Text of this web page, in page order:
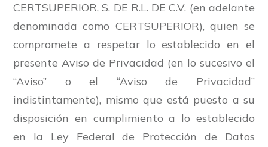
CERTSUPERIOR, S. DE R.L. DE C.V. (en adelante
denominada como CERTSUPERIOR), quien se
compromete a respetar lo establecido en el
presente Aviso de Privacidad (en lo sucesivo el
“Aviso” o el “Aviso de Privacidad”
indistintamente), mismo que está puesto a su
disposición en cumplimiento a lo establecido
en la Ley Federal de Protección de Datos